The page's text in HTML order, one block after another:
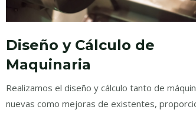
Diseño y Cálculo de
Maquinaria
Realizamos el diseño y cálculo tanto de
nuevas como mejoras de existentes,